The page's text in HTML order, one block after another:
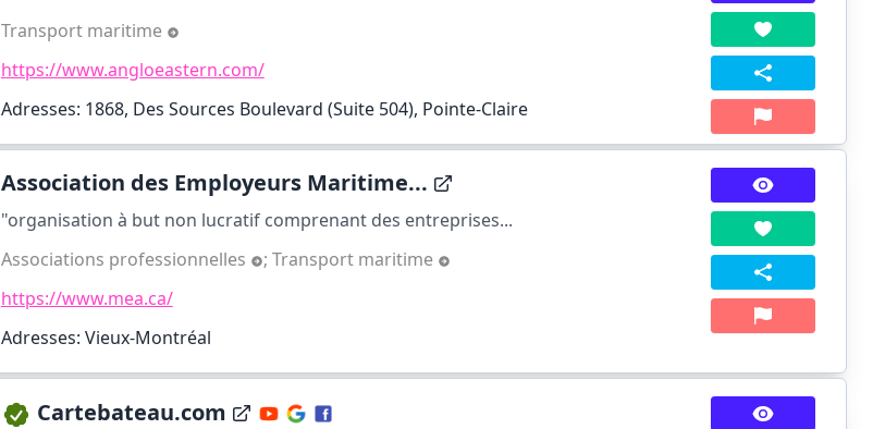
Transport maritime
https://www.angloeastern.com/
Adresses: 1868, Des Sources Boulevard (Suite 504), Pointe-Claire
Association des Employeurs Maritime...
"organisation à but non lucratif comprenant des entreprises...
Associations professionnelles
; Transport maritime
https://www.mea.ca/
Adresses: Vieux-Montréal
Cartebateau.com